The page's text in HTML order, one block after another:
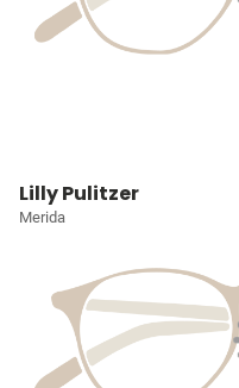
Lilly Pulitzer
Merida